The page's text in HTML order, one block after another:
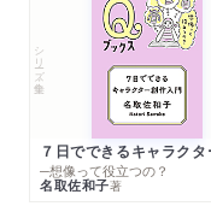
シリーズ・全集
─想像って役立つの？
名取佐和子著